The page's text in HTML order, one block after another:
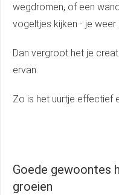
wegdromen, of een
vogeltjes kijken - je weer
Dan vergroot het je
ervan.
Zo is het uurtje effectief
Goede gewoontes
groeien